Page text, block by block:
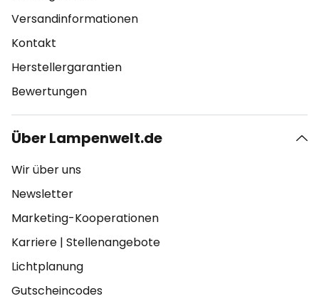
Versandinformationen
Kontakt
Herstellergarantien
Bewertungen
Über Lampenwelt.de
Wir über uns
Newsletter
Marketing-Kooperationen
Karriere | Stellenangebote
Lichtplanung
Gutscheincodes